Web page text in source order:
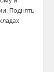
Поднять